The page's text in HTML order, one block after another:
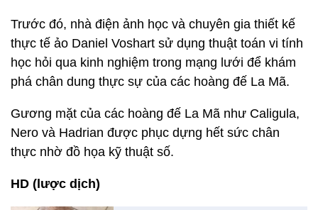
Trước đó, nhà điện ảnh học và chuyên gia thiết kế
thực tế ảo Daniel Voshart sử dụng thuật toán vi tính
học hỏi qua kinh nghiệm trong mạng lưới để khám
phá chân dung thực sự của các hoàng đế La Mã.
Gương mặt của các hoàng đế La Mã như Caligula,
Nero và Hadrian được phục dựng hết sức chân
thực nhờ đồ họa kỹ thuật số.
HD (lược dịch)